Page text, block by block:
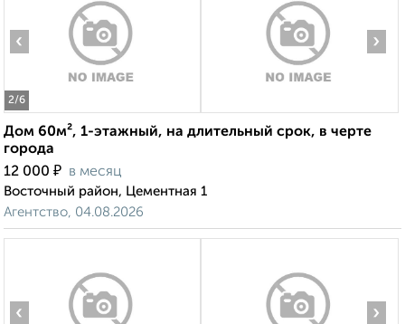
2/6
‹ ›
Дом 60м², 1-этажный, на длительный срок, в черте
города
12 000 ₽ в месяц
Восточный район, Цементная 1
Агентство, 04.08.2026
‹ ›